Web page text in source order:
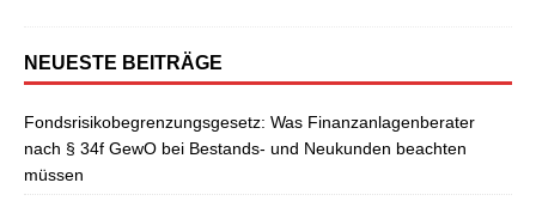
NEUESTE BEITRÄGE
Fondsrisikobegrenzungsgesetz: Was Finanzanlagenberater
nach § 34f GewO bei Bestands- und Neukunden beachten
müssen